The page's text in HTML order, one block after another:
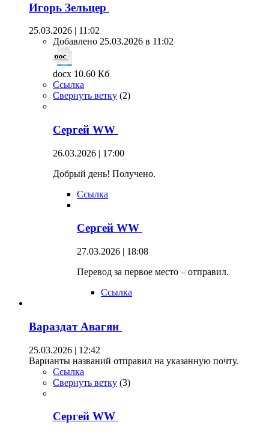
Игорь Зельцер
25.03.2026 | 11:02
Добавлено 25.03.2026 в 11:02
docx 10.60 Кб
Ссылка
Свернуть ветку (2)
Сергей WW
26.03.2026 | 17:00
Добрый день! Получено.
Ссылка
Сергей WW
27.03.2026 | 18:08
Перевод за первое место – отправил.
Ссылка
Вараздат Авагян
25.03.2026 | 12:42
Варианты названий отправил на указанную почту.
Ссылка
Свернуть ветку (3)
Сергей WW